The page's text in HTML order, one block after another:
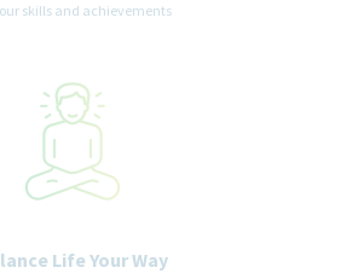
skills and achievements
Life Your Way